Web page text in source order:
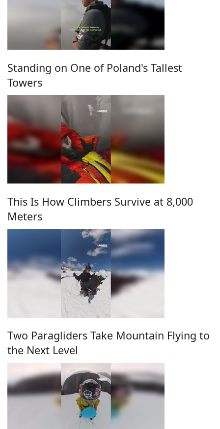
Standing on One of Poland's Tallest
Towers
This Is How Climbers Survive at 8,000
Meters
Two Paragliders Take Mountain Flying to
the Next Level